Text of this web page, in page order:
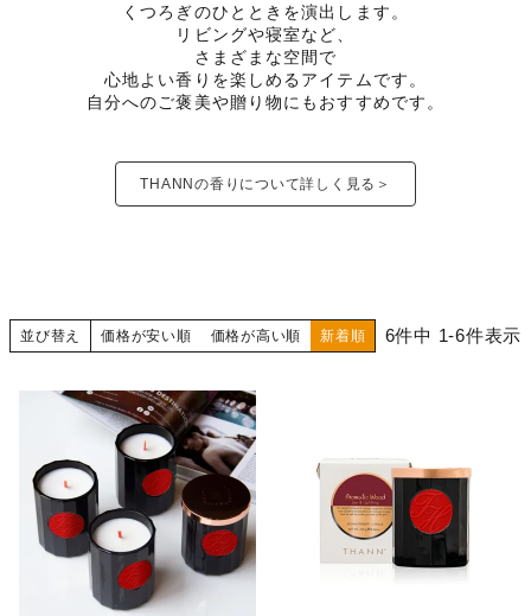
くつろぎのひとときを演出します。
リビングや寝室など、
さまざまな空間で
心地よい香りを楽しめるアイテムです。
自分へのご褒美や贈り物にもおすすめです。
THANNの香りについて詳しく見る＞
並び替え 価格が安い順 価格が高い順 新着順 6件中 1-6件表示